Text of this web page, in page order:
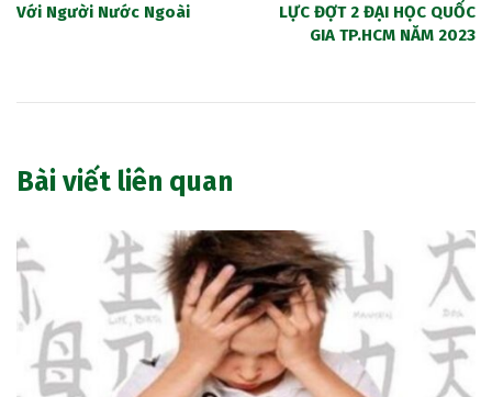
Với Người Nước Ngoài
LỰC ĐỢT 2 ĐẠI HỌC QUỐC
GIA TP.HCM NĂM 2023
Bài viết liên quan